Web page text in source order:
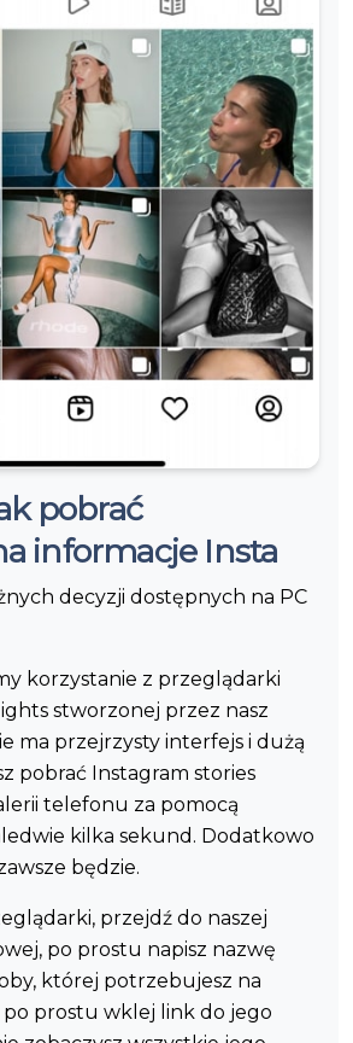
pobrać
informacje Insta
decyzji dostępnych na PC
korzystanie z przeglądarki
stworzonej przez nasz
ma przejrzysty interfejs i dużą
pobrać Instagram stories
telefonu za pomocą
kilka sekund. Dodatkowo
będzie.
przejdź do naszej
po prostu napisz nazwę
której potrzebujesz na
po prostu wklej link do jego